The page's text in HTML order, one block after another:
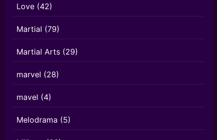
Love (42)
Martial (79)
Martial Arts (29)
marvel (28)
mavel (4)
Melodrama (5)